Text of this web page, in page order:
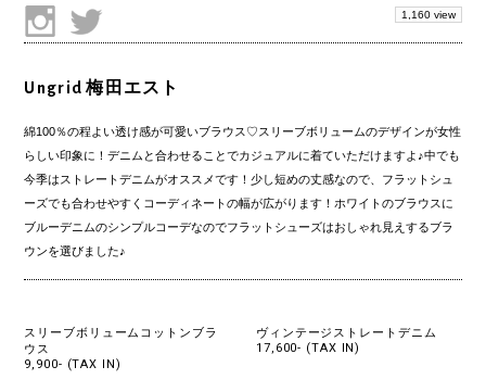
1,160 view
Ungrid 梅田エスト
綿100％の程よい透け感が可愛いブラウス♡スリーブボリュームのデザインが女性
らしい印象に！デニムと合わせることでカジュアルに着ていただけますよ♪中でも
今季はストレートデニムがオススメです！少し短めの丈感なので、フラットシュ
ーズでも合わせやすくコーディネートの幅が広がります！ホワイトのブラウスに
ブルーデニムのシンプルコーデなのでフラットシューズはおしゃれ見えするブラ
ウンを選びました♪
スリーブボリュームコットンブラ
ウス
9,900- (TAX IN)
ヴィンテージストレートデニム
17,600- (TAX IN)